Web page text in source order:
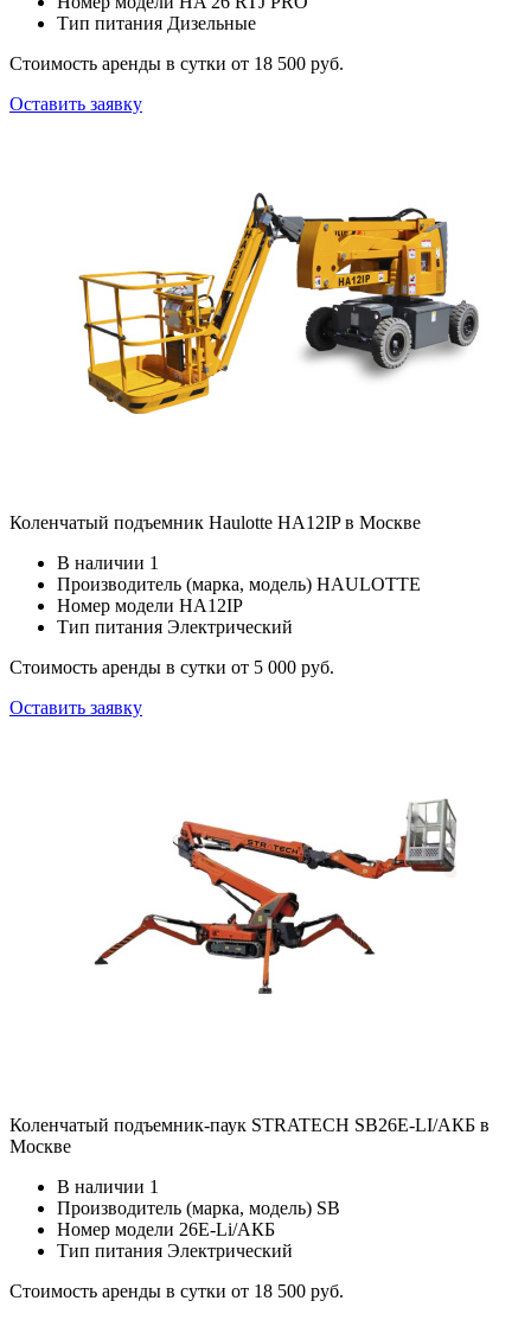
Тип питания Дизельные
Стоимость аренды в сутки от 18 500 руб.
Оставить заявку
Коленчатый подъемник Haulotte HA12IP в Москве
В наличии 1
Производитель (марка, модель) HAULOTTE
Номер модели HA12IP
Тип питания Электрический
Стоимость аренды в сутки от 5 000 руб.
Оставить заявку
Коленчатый подъемник-паук STRATECH SB26E-LI/АКБ в
Москве
В наличии 1
Производитель (марка, модель) SB
Номер модели 26E-Li/АКБ
Тип питания Электрический
Стоимость аренды в сутки от 18 500 руб.